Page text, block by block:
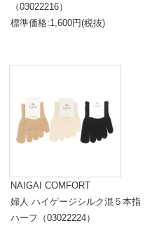
（03022216）
標準価格:1,600円(税抜)
NAIGAI COMFORT
婦人 ハイゲージシルク混５本指
ハーフ（03022224）